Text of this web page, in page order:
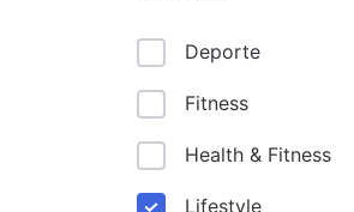
Deporte
Fitness
Health & Fitness
Lifestyle